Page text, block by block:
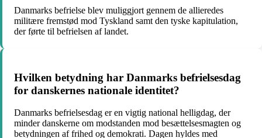
Danmarks befrielse blev muliggjort gennem de allieredes
militære fremstød mod Tyskland samt den tyske kapitulation,
der førte til befrielsen af landet.
Hvilken betydning har Danmarks befrielsesdag
for danskernes nationale identitet?
Danmarks befrielsesdag er en vigtig national helligdag, der
minder danskerne om modstanden mod besættelsesmagten og
betydningen af frihed og demokrati. Dagen hyldes med